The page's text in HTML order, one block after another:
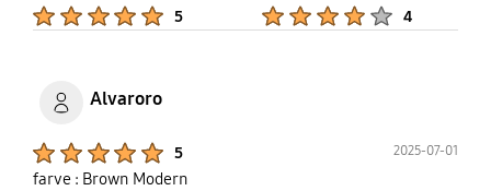
5 4
Alvaroro
5 2025-07-01
farve : Brown Modern